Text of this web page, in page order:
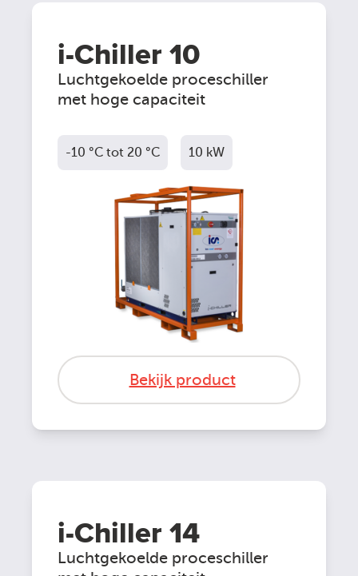
i-Chiller 10
Luchtgekoelde proceschiller
met hoge capaciteit
-10 °C tot 20 °C 10 kW
Bekijk product
i-Chiller 14
Luchtgekoelde proceschiller